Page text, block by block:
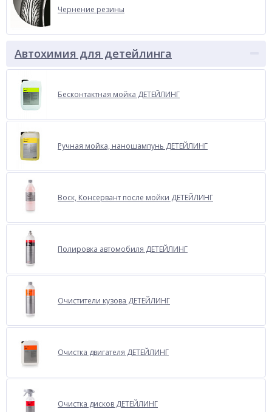
Чернение резины
Автохимия для детейлинга
Бесконтактная мойка ДЕТЕЙЛИНГ
Ручная мойка, наношампунь ДЕТЕЙЛИНГ
Воск, Консервант после мойки ДЕТЕЙЛИНГ
Полировка автомобиля ДЕТЕЙЛИНГ
Очистители кузова ДЕТЕЙЛИНГ
Очистка двигателя ДЕТЕЙЛИНГ
Очистка дисков ДЕТЕЙЛИНГ